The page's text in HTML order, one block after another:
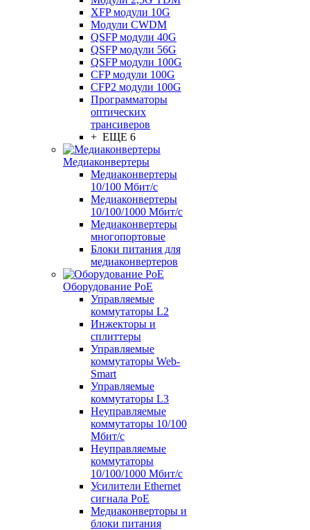
XFP модули 10G
Модули CWDM
QSFP модули 40G
QSFP модули 56G
QSFP модули 100G
CFP модули 100G
CFP2 модули 100G
Программаторы
оптических
трансиверов
+ ЕЩЕ 6
Медиаконвертеры
Медиаконвертеры
10/100 Мбит/с
Медиаконвертеры
10/100/1000 Мбит/c
Медиаконвертеры
многопортовые
Блоки питания для
медиаконвертеров
Оборудование PoE
Управляемые
коммутаторы L2
Инжекторы и
сплиттеры
Управляемые
коммутаторы Web-
Smart
Управляемые
коммутаторы L3
Неуправляемые
коммутаторы 10/100
Мбит/с
Неуправляемые
коммутаторы
10/100/1000 Мбит/с
Усилители Ethernet
сигнала PoE
Медиаконверторы и
блоки питания